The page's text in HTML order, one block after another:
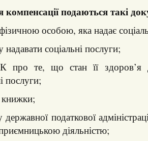
подаються такі
особою, яка надає
соціальні послуги;
те, що стан її здоров’я
послуги;
податкової
діяльністю;